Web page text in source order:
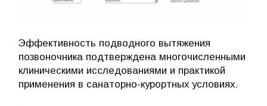
Эффективность подводного вытяжения
позвоночника подтверждена многочисленными
клиническими исследованиями и практикой
применения в санаторно-курортных условиях.